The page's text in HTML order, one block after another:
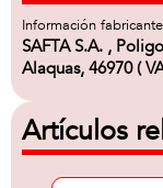
Información fabricante
SAFTA S.A. ,
Alaquas, 46970 (
Artículos